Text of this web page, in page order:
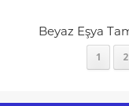
Beyaz Eşya
1 2